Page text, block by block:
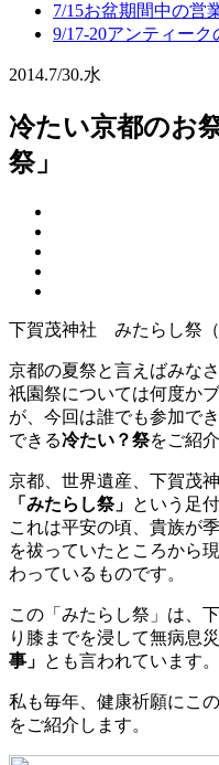
7/15お盆期間中の営
9/17-20アンティーク
2014.7/30.水
冷たい京都のお
祭」
下賀茂神社 みたらし祭（
京都の夏祭と言えばみな
祇園祭については何度か
が、今回は誰でも参加で
できる冷たい？祭をご紹
京都、世界遺産、下賀茂
「みたらし祭」 という足
これは平安の頃、貴族が
を祓っていたところから
わっているものです。
この「みたらし祭」は、
り膝までを浸して無病息
事」 とも言われています。
私も毎年、健康祈願にこ
をご紹介します。